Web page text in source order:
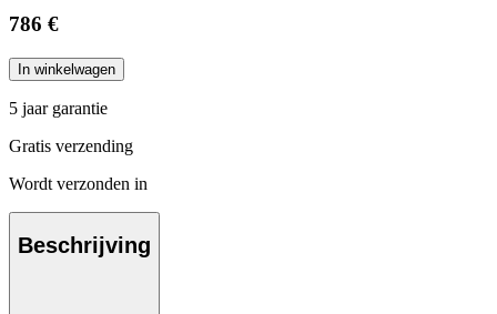
786 €
In winkelwagen
5 jaar garantie
Gratis verzending
Wordt verzonden in
Beschrijving